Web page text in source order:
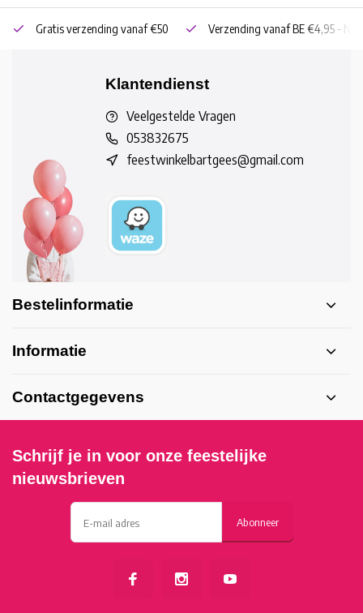
Gratis verzending vanaf €50 Verzending vanaf BE €4,95 - NL
Klantendienst
Veelgestelde Vragen
053832675
feestwinkelbartgees@gmail.com
Bestelinformatie
Informatie
Contactgegevens
Schrijf je in voor onze feestelijke
nieuwsbrieven
Abonneer